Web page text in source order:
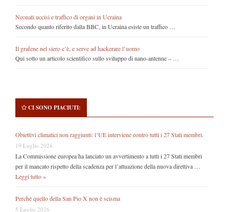
Neonati uccisi e traffico di organi in Ucraina
Secondo quanto riferito dalla BBC, in Ucraina esiste un traffico …
Il grafene nel siero c’è, e serve ad hackerare l’uomo
Qui sotto un articolo scientifico sullo sviluppo di nano-antenne – …
CI SONO PIACIUTI:
Obiettivi climatici non raggiunti: l’UE interviene contro tutti i 27 Stati membri.
19 Luglio 2026
La Commissione europea ha lanciato un avvertimento a tutti i 27 Stati membri
per il mancato rispetto della scadenza per l’attuazione della nuova direttiva …
Leggi tutto »
Perché quello della San Pio X non è scisma
5 Luglio 2026